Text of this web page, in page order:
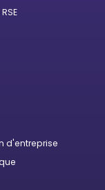
d'entreprise